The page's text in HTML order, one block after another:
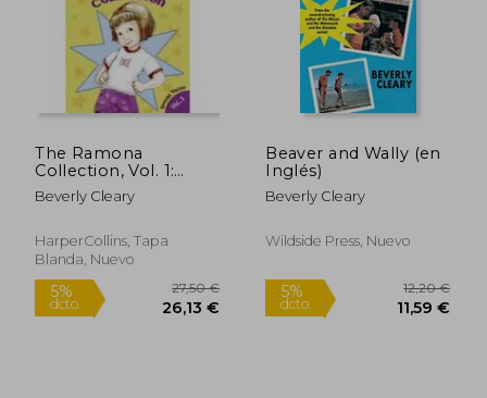
The Ramona
Collection, Vol. 1:
Beezus and Ramona
(en Inglés)
Beverly Cleary
HarperCollins, Tapa
Blanda, Nuevo
Beaver and Wally (en
Inglés)
Beverly Cleary
Wildside Press, Nuevo